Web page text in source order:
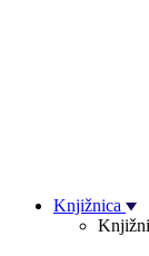
Knjižnica